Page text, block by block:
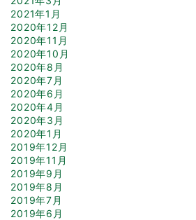
2021年1月
2020年12月
2020年11月
2020年10月
2020年8月
2020年7月
2020年6月
2020年4月
2020年3月
2020年1月
2019年12月
2019年11月
2019年9月
2019年8月
2019年7月
2019年6月